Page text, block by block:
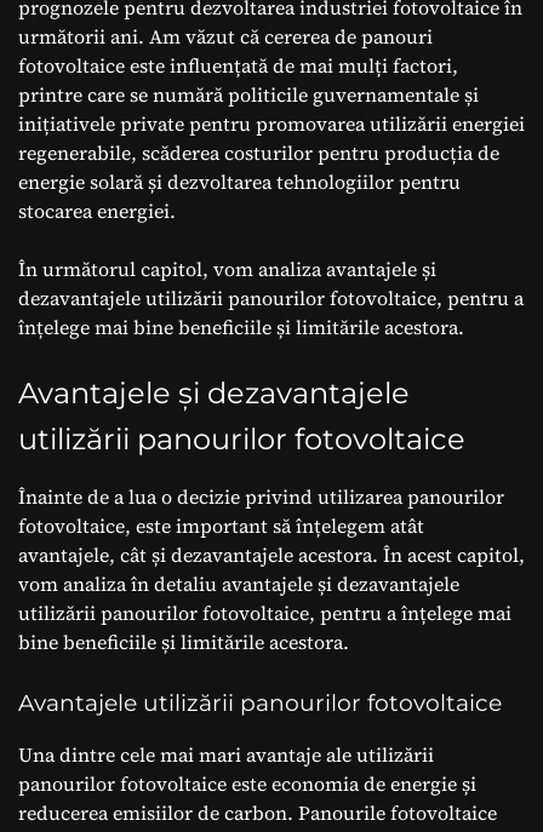
prognozele pentru dezvoltarea industriei fotovoltaice în
următorii ani. Am văzut că cererea de panouri
fotovoltaice este influențată de mai mulți factori,
printre care se numără politicile guvernamentale și
inițiativele private pentru promovarea utilizării energiei
regenerabile, scăderea costurilor pentru producția de
energie solară și dezvoltarea tehnologiilor pentru
stocarea energiei.
În următorul capitol, vom analiza avantajele și
dezavantajele utilizării panourilor fotovoltaice, pentru a
înțelege mai bine beneficiile și limitările acestora.
Avantajele și dezavantajele
utilizării panourilor fotovoltaice
Înainte de a lua o decizie privind utilizarea panourilor
fotovoltaice, este important să înțelegem atât
avantajele, cât și dezavantajele acestora. În acest capitol,
vom analiza în detaliu avantajele și dezavantajele
utilizării panourilor fotovoltaice, pentru a înțelege mai
bine beneficiile și limitările acestora.
Avantajele utilizării panourilor fotovoltaice
Una dintre cele mai mari avantaje ale utilizării
panourilor fotovoltaice este economia de energie și
reducerea emisiilor de carbon. Panourile fotovoltaice